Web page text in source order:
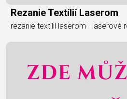
Rezanie Textílií Laserom
rezanie textílií laserom - laserové